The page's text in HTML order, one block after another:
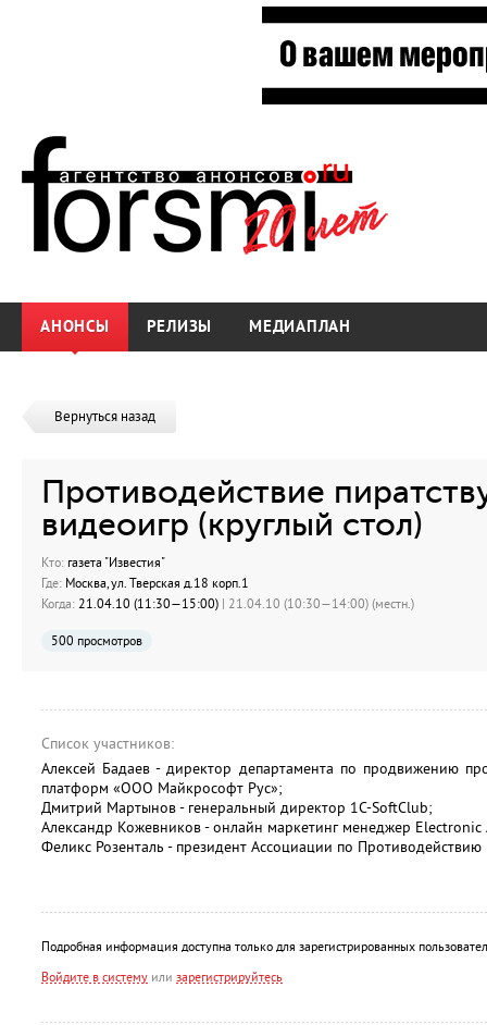
АНОНСЫ РЕЛИЗЫ МЕДИАПЛАН
Вернуться назад
Противодействие
видеоигр (круглый стол)
Кто: газета "Известия"
Где: Москва, ул. Тверская д.18 корп.1
Когда: 21.04.10 (11:30—15:00) | 21.04.10 (10:30—14:00) (местн.)
500 просмотров
Список участников:
Алексей Бадаев - директор департамента по продвижению
платформ «ООО Майкрософт Рус»;
Дмитрий Мартынов - генеральный директор 1С-SoftClub;
Александр Кожевников - онлайн маркетинг менеджер Electronic
Феликс Розенталь - президент Ассоциации по
Подробная информация доступна только для зарегистрированных
Войдите в систему или зарегистрируйтесь